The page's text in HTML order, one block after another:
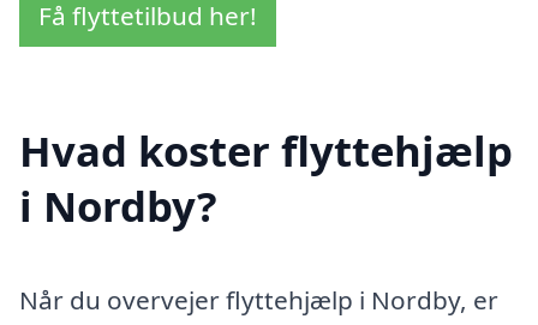
Få flyttetilbud her!
Hvad koster flyttehjælp
i Nordby?
Når du overvejer flyttehjælp i Nordby, er